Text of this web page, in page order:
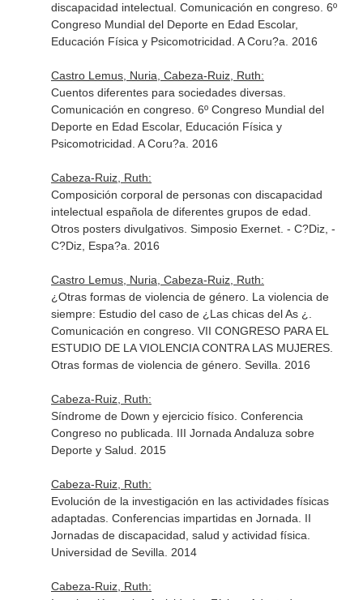
discapacidad intelectual. Comunicación en congreso. 6º
Congreso Mundial del Deporte en Edad Escolar,
Educación Física y Psicomotricidad. A Coru?a. 2016
Castro Lemus, Nuria, Cabeza-Ruiz, Ruth:
Cuentos diferentes para sociedades diversas.
Comunicación en congreso. 6º Congreso Mundial del
Deporte en Edad Escolar, Educación Física y
Psicomotricidad. A Coru?a. 2016
Cabeza-Ruiz, Ruth:
Composición corporal de personas con discapacidad
intelectual española de diferentes grupos de edad.
Otros posters divulgativos. Simposio Exernet. - C?Diz, -
C?Diz, Espa?a. 2016
Castro Lemus, Nuria, Cabeza-Ruiz, Ruth:
¿Otras formas de violencia de género. La violencia de
siempre: Estudio del caso de ¿Las chicas del As ¿.
Comunicación en congreso. VII CONGRESO PARA EL
ESTUDIO DE LA VIOLENCIA CONTRA LAS MUJERES.
Otras formas de violencia de género. Sevilla. 2016
Cabeza-Ruiz, Ruth:
Síndrome de Down y ejercicio físico. Conferencia
Congreso no publicada. III Jornada Andaluza sobre
Deporte y Salud. 2015
Cabeza-Ruiz, Ruth:
Evolución de la investigación en las actividades físicas
adaptadas. Conferencias impartidas en Jornada. II
Jornadas de discapacidad, salud y actividad física.
Universidad de Sevilla. 2014
Cabeza-Ruiz, Ruth: